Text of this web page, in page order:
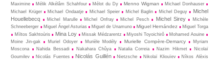
Maximine
Mélik Alkélâm Schahfour Mélot du Dy Menno Wigman
Michael Donhauser
Michael Krüger
Michael Ondaatje Michael Speier Michel Baglin Michel Deguy
Michel
Houellebecq
Michel Marulle Michel Onfray Michel Pesch Michel Sirey
Michèle
Schneeberger
Miguel Ángel Asturias Miguel de Unamuno Miguel Hernández
Miguel Torga
Mìltos Sakhtoùris
Mina Loy Missak Médzarentz Miyoshi Toyoichirô
Mohamed Aouine
Moine Jin-gak
Muriel Odoyer Murièle Modély Murielle Compère-Demarcy
Myriam
Moscona
Nahida Bessadi Nakahara Chûya Natalia Correia Nazim Hikmet
Nicolaï
Goumilev
Nicolás Fuentes Nicolás Guillén Nietz­sche Nikolaï Kliouïev
Níkos Alèxis